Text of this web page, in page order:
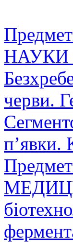
НАУКИ :
черви.
п’явки.